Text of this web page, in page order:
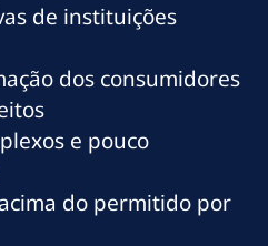
de instituições
dos consumidores
e pouco
do permitido por